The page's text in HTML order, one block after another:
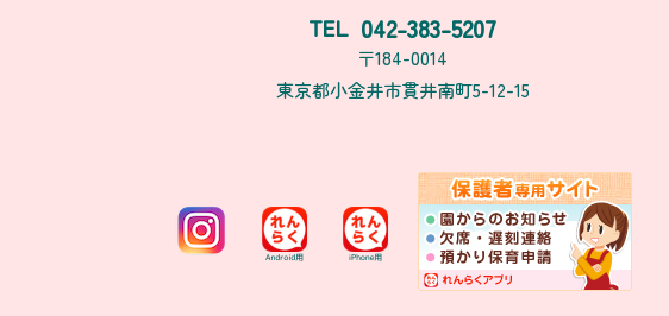
TEL 042-383-5207
〒184-0014
東京都小金井市貫井南町5-12-15